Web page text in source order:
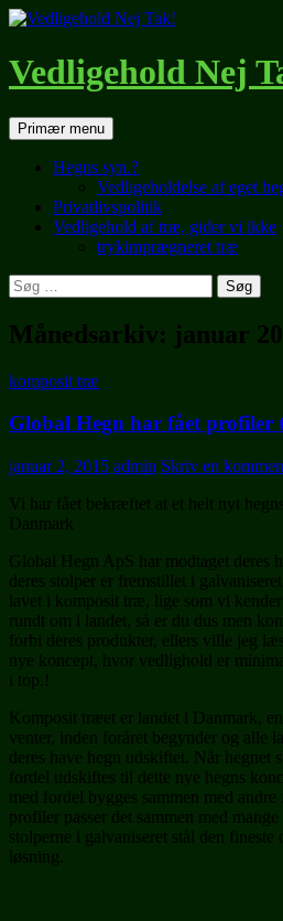
Hop
indhold
Vedligehold Nej
SøgPrimær menu
Hegns syn.?
Vedligeholdelse af eget
Privatlivspolitik
Vedligehold af træ, gider vi ikke
trykimprægneret træ
Søg
efter:
Månedsarkiv: januar
komposit træ
Global Hegn har fået profiler
januar 2, 2015 admin Skriv en
Vi har fået bekræftet at et helt nyt
Danmark
Global Hegn ApS har modtaget deres
deres stolper er fremstillet i
lavet i komposit træ, lige som vi
rundt om i landet, så er du dus men
forbi deres produkter, ellers ville jeg
nye koncept, hvor vedlighold er
i top.!
Komposit træet er landet i Danmark,
venter, inden foråret begynder og alle
deres have hegn udskiftet. Når hegnet
fordel udskiftes til dette nye hegns
med fordel bygges sammen med
profiler passer det sammen med
stolperne i galvaniseret stål den
løsning.